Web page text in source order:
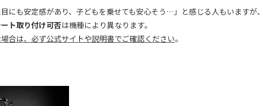
目にも安定感があり、子どもを乗せても安心そう…」と感じる人もいますが、
ト取り付け可否は機種により異なります。
合は、必ず公式サイトや説明書でご確認ください。